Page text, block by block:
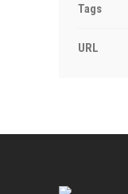
Tags
URL